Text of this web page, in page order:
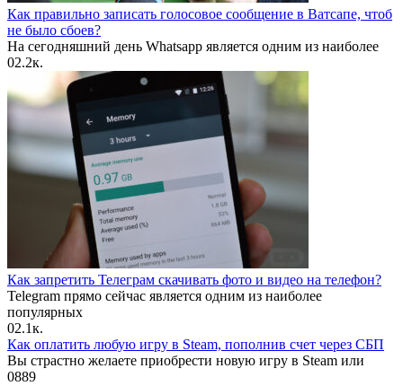
Как правильно записать голосовое сообщение в Ватсапе, чтоб
не было сбоев?
На сегодняшний день Whatsapp является одним из наиболее
02.2к.
Как запретить Телеграм скачивать фото и видео на телефон?
Telegram прямо сейчас является одним из наиболее
популярных
02.1к.
Как оплатить любую игру в Steam, пополнив счет через СБП
Вы страстно желаете приобрести новую игру в Steam или
0889